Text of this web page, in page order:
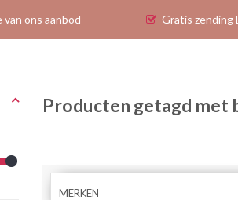
ons aanbod Gratis zending
Producten getagd met
MERKEN